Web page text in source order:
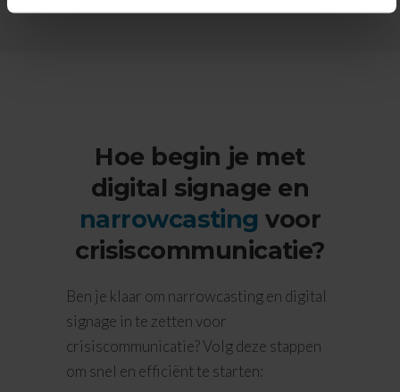
Hoe begin je met
digital signage en
narrowcasting voor
crisiscommunicatie?
Ben je klaar om narrowcasting en digital
signage in te zetten voor
crisiscommunicatie? Volg deze stappen
om snel en efficiënt te starten: